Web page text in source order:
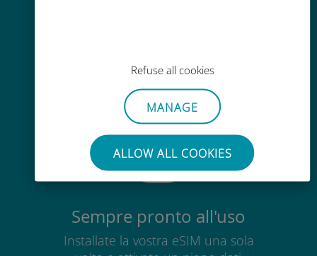
Refuse all cookies
MANAGE
ALLOW ALL COOKIES
Senza sforzo
Non è necessario rimuovere la
scheda SIM esistente
Sempre pronto all'uso
Installate la vostra eSIM una sola